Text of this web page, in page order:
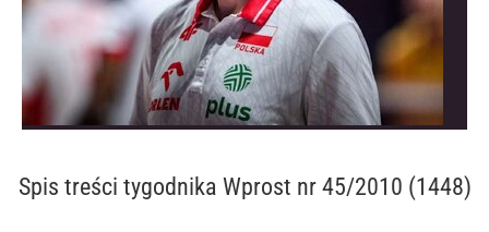
Spis treści tygodnika Wprost nr 45/2010 (1448)